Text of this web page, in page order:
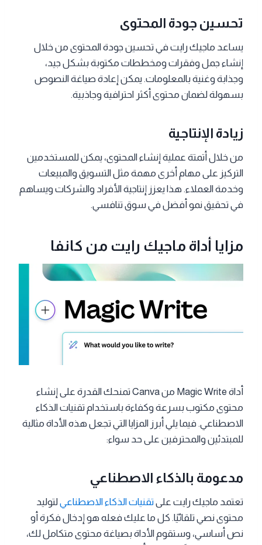
تحسين جودة المحتوى
يساعد ماجيك رايت في تحسين جودة المحتوى من خلال
إنشاء جمل وفقرات ومخططات مكتوبة بشكل جيد،
وجذابة وغنية بالمعلومات. يمكن إعادة صياغة النصوص
بسهولة لضمان محتوى أكثر احترافية وجاذبية.
زيادة الإنتاجية
من خلال أتمتة عملية إنشاء المحتوى، يمكن للمستخدمين
التركيز على مهام أخرى مهمة مثل التسويق والمبيعات
وخدمة العملاء. هذا يعزز إنتاجية الأفراد والشركات ويساهم
في تحقيق نمو أفضل في سوق تنافسي.
مزايا أداة ماجيك رايت من كانفا
أداة Magic Write من Canva تمنحك القدرة على إنشاء
محتوى مكتوب بسرعة وكفاءة باستخدام تقنيات الذكاء
الاصطناعي. فيما يلي أبرز المزايا التي تجعل هذه الأداة مثالية
للمبتدئين والمحترفين على حد سواء:
مدعومة بالذكاء الاصطناعي
تعتمد ماجيك رايت علىتقنيات الذكاء الاصطناعيلتوليد
محتوى نصي تلقائيًا. كل ما عليك فعله هو إدخال فكرة أو
نص أساسي، وستقوم الأداة بصياغة محتوى متكامل لك،